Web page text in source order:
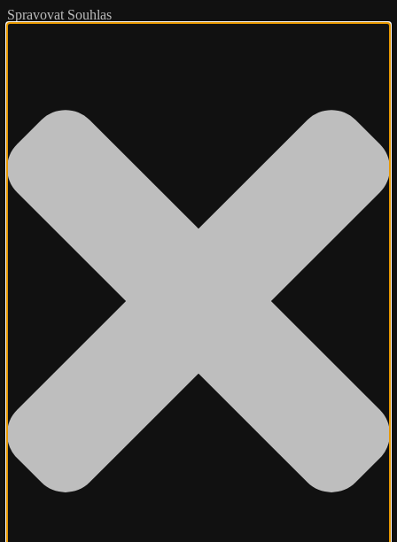
Spravovat Souhlas